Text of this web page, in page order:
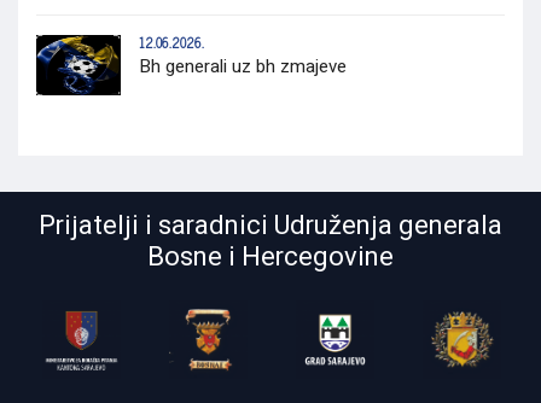
12.06.2026.
Bh generali uz bh zmajeve
Prijatelji i saradnici Udruženja generala
Bosne i Hercegovine